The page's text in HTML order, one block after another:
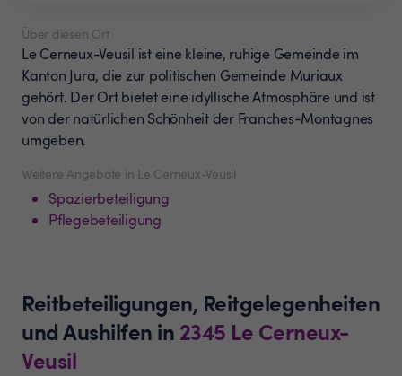
Weitere Angebote in Le Cerneux-Veusil
Spazierbeteiligung
Pflegebeteiligung
Über diesen Ort
Le Cerneux-Veusil ist eine kleine, ruhige Gemeinde im
Kanton Jura, die zur politischen Gemeinde Muriaux
gehört. Der Ort bietet eine idyllische Atmosphäre und ist
von der natürlichen Schönheit der Franches-Montagnes
umgeben.
Reitbeteiligungen, Reitgelegenheiten
und Aushilfen in 2345 Le Cerneux-
Veusil